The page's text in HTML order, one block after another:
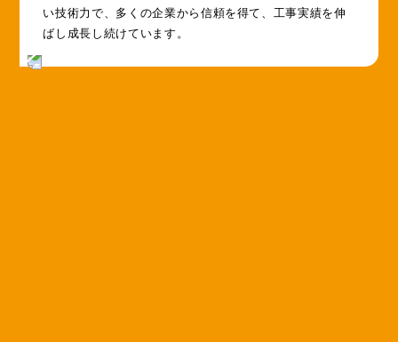
い技術力で、多くの企業から信頼を得て、工事実績を伸
ばし成長し続けています。